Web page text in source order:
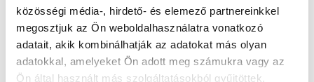
közösségi média-, hirdető- és elemező partnereinkkel
megosztjuk az Ön weboldalhasználatra vonatkozó
adatait, akik kombinálhatják az adatokat más olyan
adatokkal, amelyeket Ön adott meg számukra vagy az
Ön által használt más szolgáltatásokból gyűjtöttek.
kristály mintázatai mindig egyediek – nincs két
egyforma darab!
Hogyan használd a turmalinkvarcot?
Viseld ékszerként mindennapi védelemként